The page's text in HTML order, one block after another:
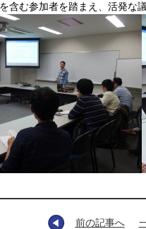
含む参加者を踏まえ、活発な
前の記事へ